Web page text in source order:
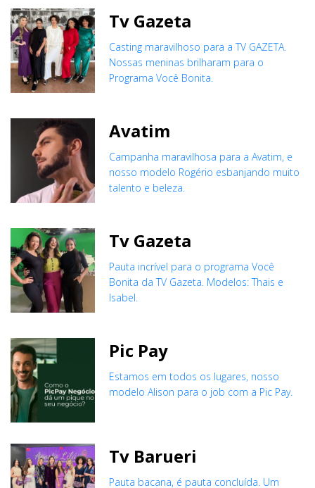
Tv Gazeta
Casting maravilhoso para a TV GAZETA.
Nossas meninas brilharam para o
Programa Você Bonita.
Avatim
Campanha maravilhosa para a Avatim, e
nosso modelo Rogério esbanjando muito
talento e beleza.
Tv Gazeta
Pauta incrível para o programa Você
Bonita da TV Gazeta. Modelos: Thais e
Isabel.
Pic Pay
Estamos em todos os lugares, nosso
modelo Alison para o job com a Pic Pay.
Tv Barueri
Pauta bacana, é pauta concluída. Um